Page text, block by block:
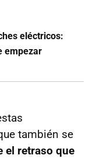
eléctricos:
empezar
también se
el retraso que